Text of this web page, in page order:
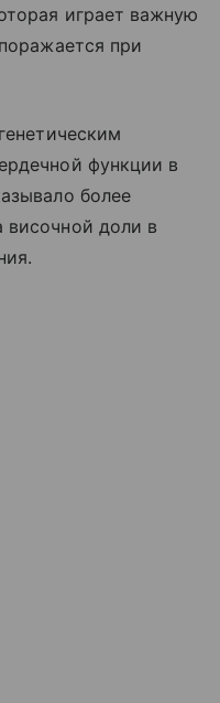
играет важную
при
функции в
более
доли в